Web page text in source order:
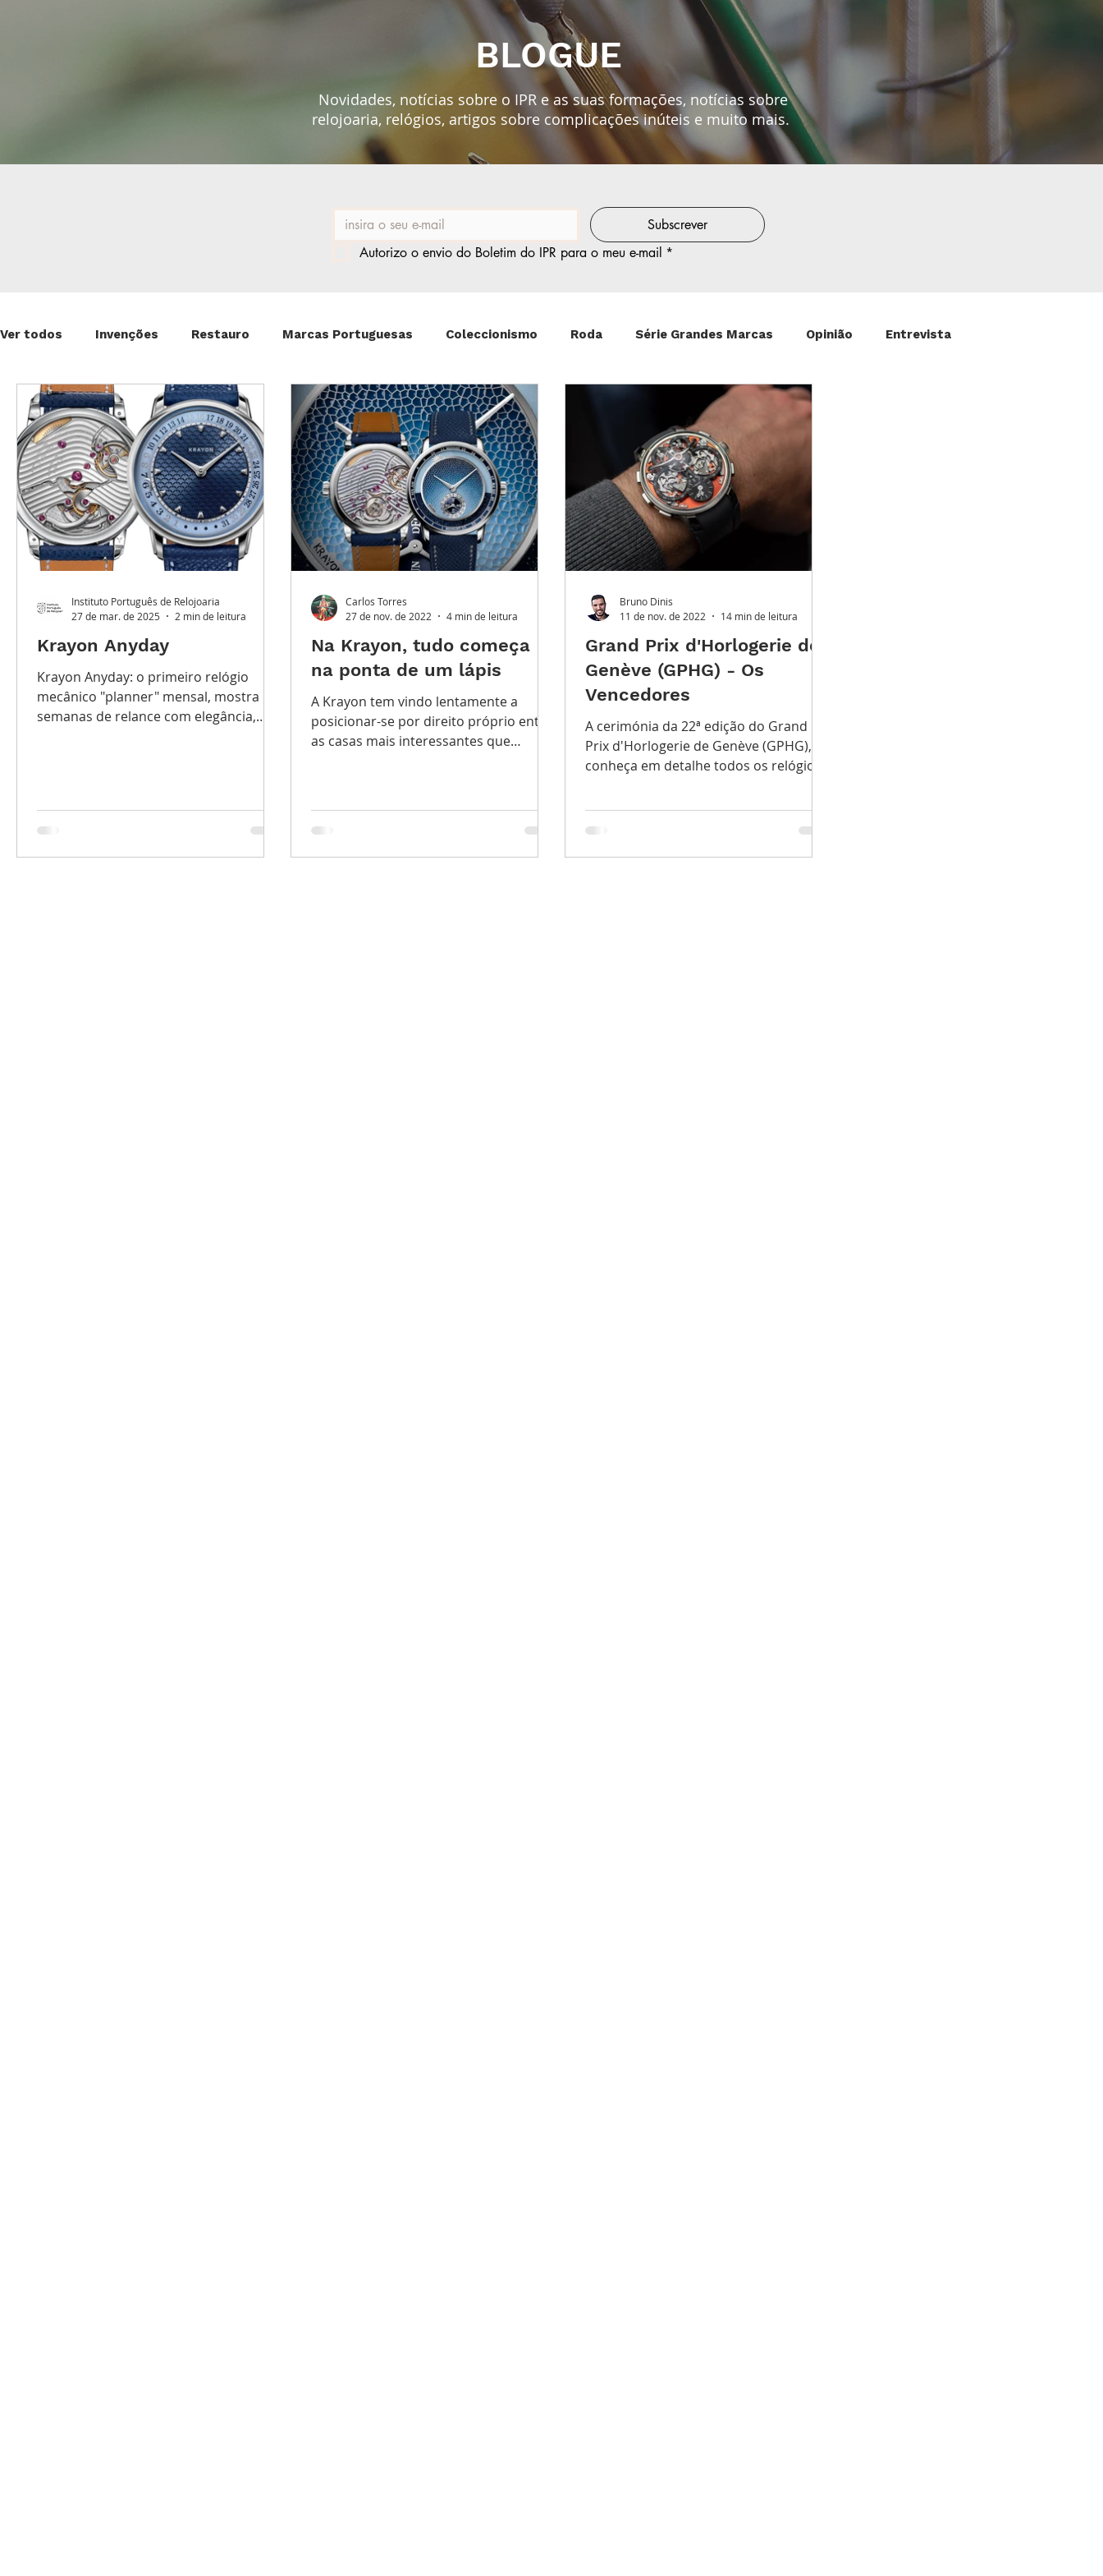
BLOGUE
Novidades, notícias sobre o IPR e as suas formações, notícias sobre
relojoaria, relógios, artigos sobre complicaçõesinúteis e muito mais.
Subscrever
Autorizo o envio do Boletim do IPR para o meu e-mail *
Ver todos Invenções Restauro Marcas Portuguesas Coleccionismo Roda Série Grandes Marcas Opinião Entrevista
Destaque Principal Série Solares Série Grandes Complicações Leilões Conhecimento Relojoeiro Grandes Relojoeiros
Watches and Wonders 2025 LES TUGAS TEMPO FUTURO O Inventário
Krayon Anyday
Krayon Anyday: o primeiro relógio
mecânico "planner" mensal, mostra 5
semanas de relance com elegância,
Instituto Português de Relojoaria
27 de mar. de 2025
2 min de leitura
Na Krayon, tudo começa
na ponta de um lápis
A Krayon tem vindo lentamente a
posicionar-se por direito próprio entre
as casas mais interessantes que
Carlos Torres
27 de nov. de 2022
4 min de leitura
Grand Prix d'Horlogerie de
Genève (GPHG) - Os
Vencedores
A cerimónia da 22ª edição do Grand
Prix d'Horlogerie de Genève (GPHG),
conheça em detalhe todos os relógios
Bruno Dinis
11 de nov. de 2022
14 min de leitura